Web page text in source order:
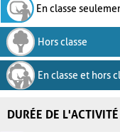
En classe
Hors classe
En classe et hors
DURÉE DE L'ACTIVITÉ